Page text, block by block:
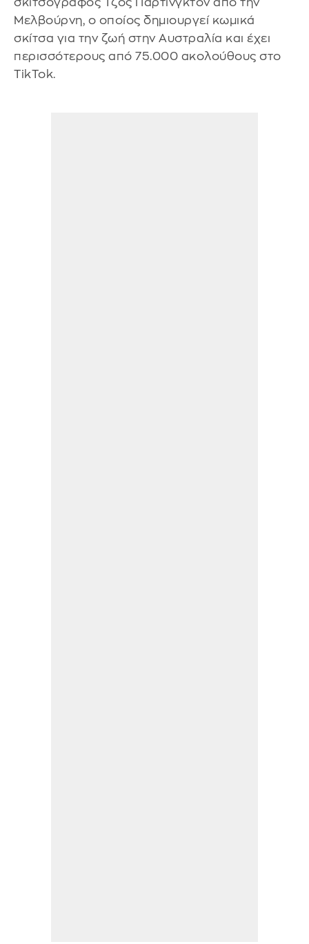
σκιτσογράφος Τζος Πάρτινγκτον από την
Μελβούρνη, ο οποίος δημιουργεί κωμικά
σκίτσα για την ζωή στην Αυστραλία και έχει
περισσότερους από 75.000 ακολούθους στο
TikTok.